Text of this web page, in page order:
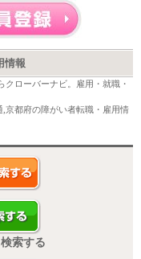
情報
ローバーナビ。雇用・就職・
,京都府の障がい者転職・雇用情
索する